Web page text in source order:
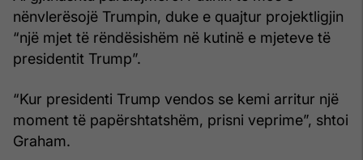
nënvlerësojë Trumpin, duke e quajtur projektligjin
“një mjet të rëndësishëm në kutinë e mjeteve të
presidentit Trump”.
“Kur presidenti Trump vendos se kemi arritur një
moment të papërshtatshëm, prisni veprime”, shtoi
Graham.